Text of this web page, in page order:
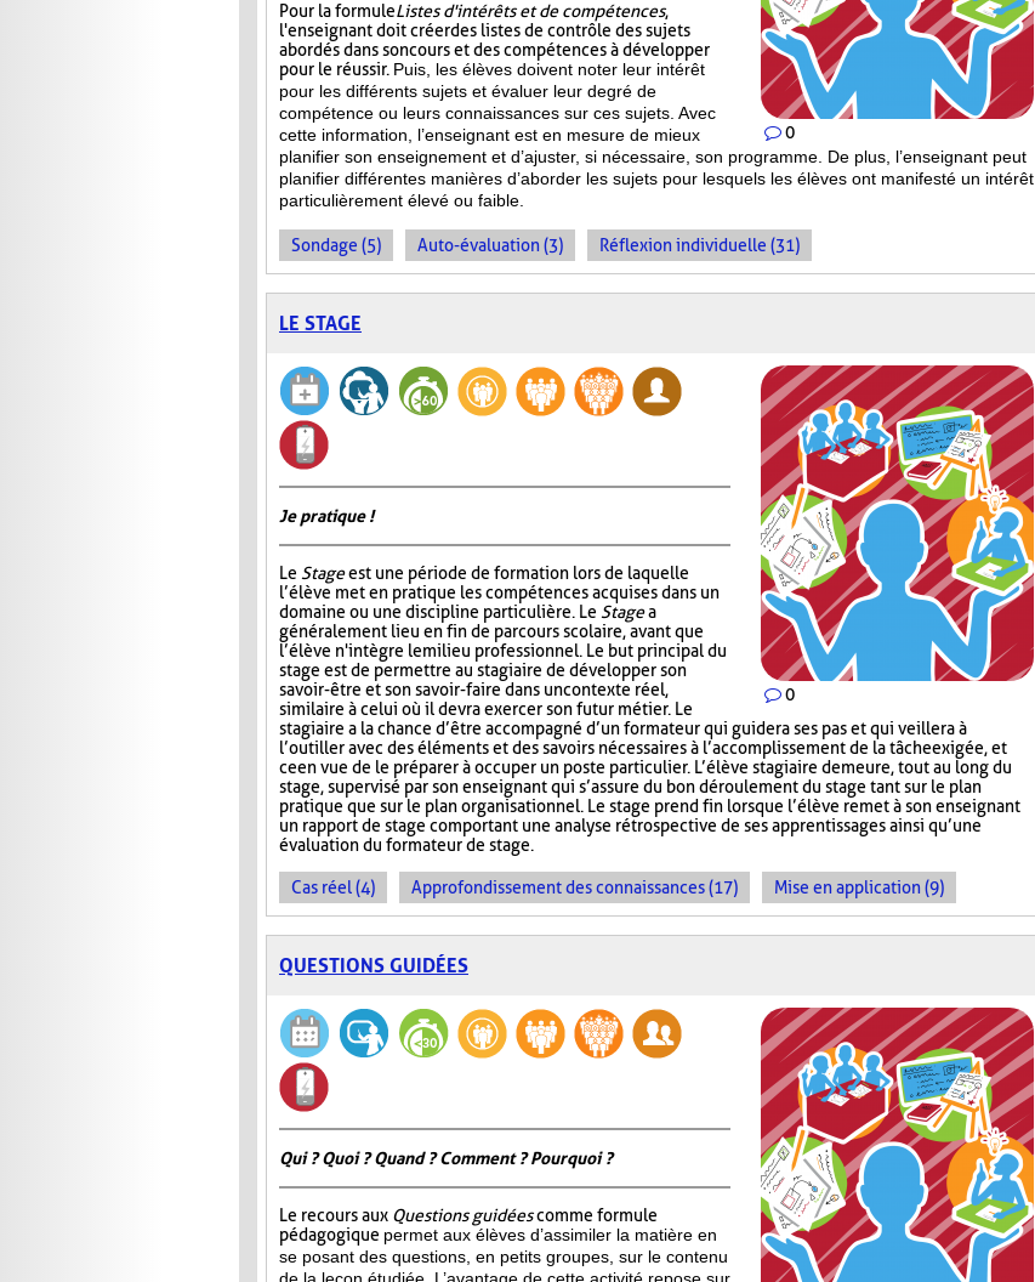
0
Pour la formuleListes d'intérêts et de compétences,
l'enseignant doit créer des listes de contrôle des sujets
abordés dans son cours et des compétences à développer
pour le réussir. Puis, les élèves doivent noter leur intérêt
pour les différents sujets et évaluer leur degré de
compétence ou leurs connaissances sur ces sujets. Avec
cette information, l’enseignant est en mesure de mieux
planifier son enseignement et d’ajuster, si nécessaire, son programme. De plus, l’enseignant peut
planifier différentes manières d’aborder les sujets pour lesquels les élèves ont manifesté un intérêt
particulièrement élevé ou faible.
Sondage (5) Auto-évaluation (3) Réflexion individuelle (31)
LE STAGE
0
Je pratique !
Le Stageest une période de formation lors de laquelle
l’élève met en pratique les compétences acquises dans un
domaine ou une discipline particulière. Le Stagea
généralement lieu en fin de parcours scolaire, avant que
l’élève n'intègre le milieu professionnel. Le but principal du
stage est de permettre au stagiaire de développer son
savoir-être et son savoir-faire dans un contexte réel,
similaire à celui où il devra exercer son futur métier. Le
stagiaire a la chance d’être accompagné d’un formateur qui guidera ses pas et qui veillera à
l’outiller avec des éléments et des savoirs nécessaires à l’accomplissement de la tâche exigée, et
ce en vue de le préparer à occuper un poste particulier. L’élève stagiaire demeure, tout au long du
stage, supervisé par son enseignant qui s’assure du bon déroulement du stage tant sur le plan
pratique que sur le plan organisationnel. Le stage prend fin lorsque l’élève remet à son enseignant
un rapport de stage comportant une analyse rétrospective de ses apprentissages ainsi qu’une
évaluation du formateur de stage.
Cas réel (4) Approfondissement des connaissances (17) Mise en application (9)
QUESTIONS GUIDÉES
Qui ? Quoi ? Quand ? Comment ? Pourquoi ?
Le recours aux Questions guidéescomme formule
pédagogique permet aux élèves d’assimiler la matière en
se posant des questions, en petits groupes, sur le contenu